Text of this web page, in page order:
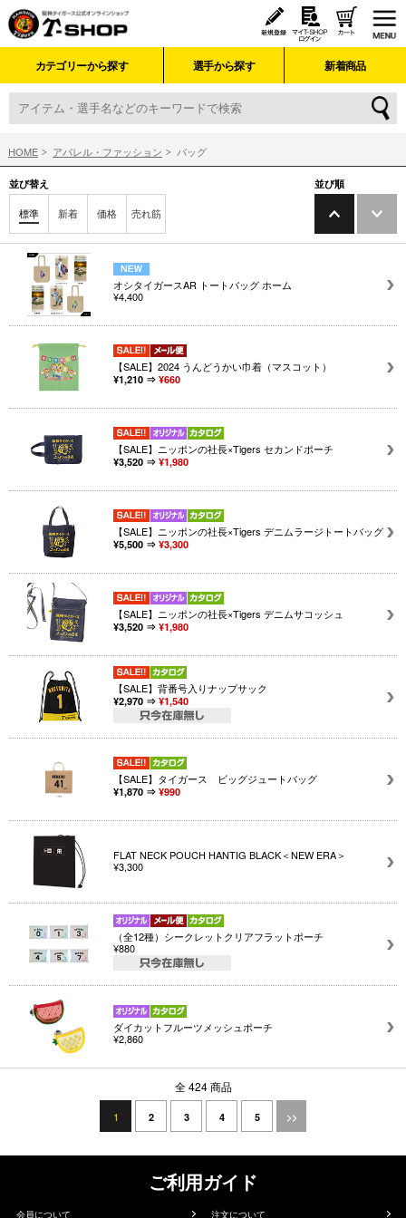
カテゴリーから探す 選手から探す 新着商品
HOME アパレル・ファッション バッグ
並び替え
標準 新着 価格 売れ筋
並び順
オシタイガースAR トートバッグ ホーム
¥4,400
【SALE】2024 うんどうかい巾着（マスコット）
¥1,210 ⇒ ¥660
【SALE】ニッポンの社長×Tigers セカンドポーチ
¥3,520 ⇒ ¥1,980
【SALE】ニッポンの社長×Tigers デニムラージトートバッグ
¥5,500 ⇒ ¥3,300
【SALE】ニッポンの社長×Tigers デニムサコッシュ
¥3,520 ⇒ ¥1,980
【SALE】背番号入りナップサック
¥2,970 ⇒ ¥1,540
【SALE】タイガース ビッグジュートバッグ
¥1,870 ⇒ ¥990
FLAT NECK POUCH HANTIG BLACK＜NEW ERA＞
¥3,300
（全12種）シークレットクリアフラットポーチ
¥880
ダイカットフルーツメッシュポーチ
¥2,860
全 424 商品
1 2 3 4 5 >>
ご利用ガイド
会員について 注文について